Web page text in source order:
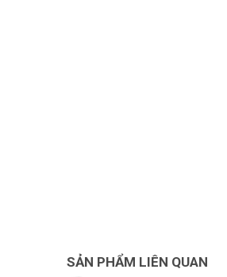
SẢN PHẨM LIÊN QUAN